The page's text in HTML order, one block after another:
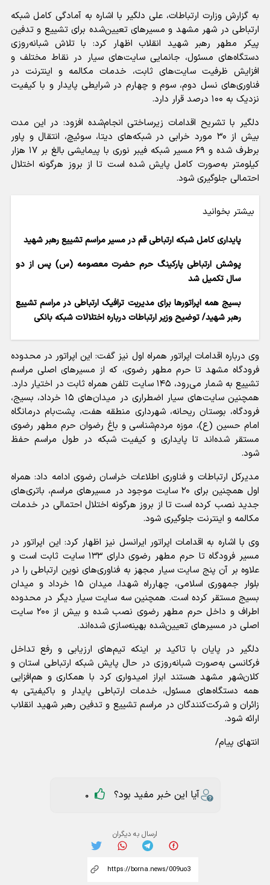
به گزارش وزارت ارتباطات، علی دلگیر با اشاره به آمادگی کامل شبکه
ارتباطی در شهر مشهد و مسیر‌های تعیین‌شده برای تشییع و تدفین
پیکر مطهر رهبر شهید انقلاب اظهار کرد: با تلاش شبانه‌روزی
دستگاه‌های مسئول، جانمایی سایت‌های سیار در نقاط مختلف و
افزایش ظرفیت سایت‌های ثابت، خدمات مکالمه و اینترنت در
فناوری‌های نسل دوم، سوم و چهارم در شرایطی پایدار و با کیفیت
نزدیک به ۱۰۰ درصد قرار دارد.
دلگیر با تشریح اقدامات زیرساختی انجام‌شده افزود: در این مدت
بیش از ۳۰ مورد خرابی در شبکه‌های دیتا، سوئیچ، انتقال و پاور
برطرف شده و ۶۹ مسیر شبکه فیبر نوری با پیمایشی بالغ بر ۱۷ هزار
کیلومتر به‌صورت کامل پایش شده است تا از بروز هرگونه اختلال
احتمالی جلوگیری شود.
بیشتر بخوانید
پایداری کامل شبکه ارتباطی قم در مسیر مراسم تشییع رهبر شهید
پوشش ارتباطی پارکینگ حرم حضرت معصومه (س) پس از دو
سال تکمیل شد
بسیج همه اپراتورها برای مدیریت ترافیک ارتباطی در مراسم تشییع
رهبر شهید/ توضیح وزیر ارتباطات درباره اختلالات شبکه بانکی
وی درباره اقدامات اپراتور همراه اول نیز گفت: این اپراتور در محدوده
فرودگاه مشهد تا حرم مطهر رضوی، که از مسیر‌های اصلی مراسم
تشییع به شمار می‌رود، ۱۴۵ سایت تلفن همراه ثابت در اختیار دارد.
همچنین سایت‌های سیار اضطراری در میدان‌های ۱۵ خرداد، بسیج،
فرودگاه، بوستان ریحانه، شهرداری منطقه هفت، پشت‌بام درمانگاه
امام حسین (ع)، موزه مردم‌شناسی و باغ رضوان حرم مطهر رضوی
مستقر شده‌اند تا پایداری و کیفیت شبکه در طول مراسم حفظ
شود.
مدیرکل ارتباطات و فناوری اطلاعات خراسان رضوی ادامه داد: همراه
اول همچنین برای ۲۰ سایت موجود در مسیر‌های مراسم، باتری‌های
جدید نصب کرده است تا از بروز هرگونه اختلال احتمالی در خدمات
مکالمه و اینترنت جلوگیری شود.
وی با اشاره به اقدامات اپراتور ایرانسل نیز اظهار کرد: این اپراتور در
مسیر فرودگاه تا حرم مطهر رضوی دارای ۱۳۳ سایت ثابت است و
علاوه بر آن پنج سایت سیار مجهز به فناوری‌های نوین ارتباطی را در
بلوار جمهوری اسلامی، چهارراه شهدا، میدان ۱۵ خرداد و میدان
بسیج مستقر کرده است. همچنین سه سایت سیار دیگر در محدوده
اطراف و داخل حرم مطهر رضوی نصب شده و بیش از ۲۰۰ سایت
اصلی در مسیر‌های تعیین‌شده بهینه‌سازی شده‌اند.
دلگیر در پایان با تاکید بر اینکه تیم‌های ارزیابی و رفع تداخل
فرکانسی به‌صورت شبانه‌روزی در حال پایش شبکه ارتباطی استان و
کلان‌شهر مشهد هستند ابراز امیدواری کرد با همکاری و هم‌افزایی
همه دستگاه‌های مسئول، خدمات ارتباطی پایدار و باکیفیتی به
زائران و شرکت‌کنندگان در مراسم تشییع و تدفین رهبر شهید انقلاب
ارائه شود.
انتهای پیام/
آیا این خبر مفید بود؟ 0
ارسال به دیگران